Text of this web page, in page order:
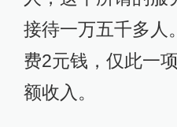
接待一万五千多人
费2元钱，仅此一
额收入。